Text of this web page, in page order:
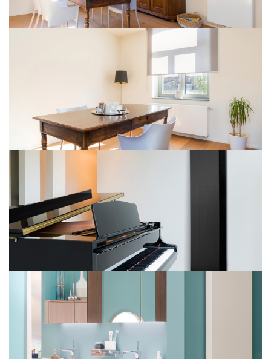
Tinos V
PURMO Plan Ventil Compact